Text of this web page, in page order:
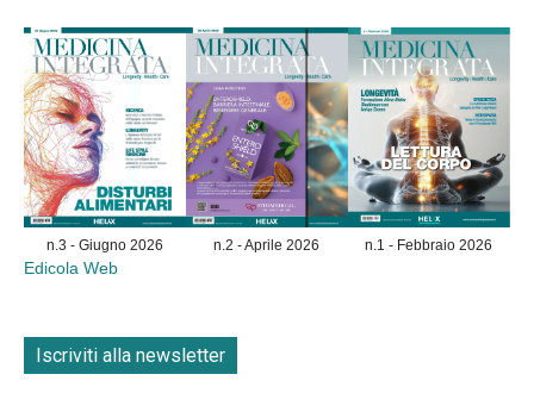
n.3 - Giugno 2026 n.2 - Aprile 2026 n.1 - Febbraio 2026
Edicola Web
Iscriviti alla newsletter